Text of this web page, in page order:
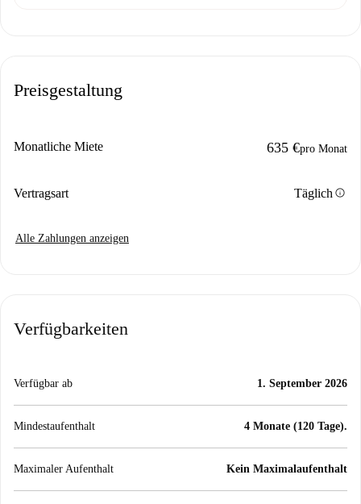
Preisgestaltung
Monatliche Miete 635 €pro Monat
Vertragsart Täglich info
Alle Zahlungen anzeigen
Verfügbarkeiten
Verfügbar ab 1. September 2026
Mindestaufenthalt 4 Monate (120 Tage).
Maximaler Aufenthalt Kein Maximalaufenthalt